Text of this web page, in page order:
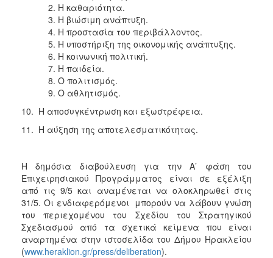
Η καθαριότητα.
Η βιώσιμη ανάπτυξη.
Η προστασία του περιβάλλοντος.
Η υποστήριξη της οικονομικής ανάπτυξης.
Η κοινωνική πολιτική.
Η παιδεία.
Ο πολιτισμός.
Ο αθλητισμός.
10. Η αποσυγκέντρωση και εξωστρέφεια.
11. Η αύξηση της αποτελεσματικότητας.
Η δημόσια διαβούλευση για την Α’ φάση του
Επιχειρησιακού Προγράμματος είναι σε εξέλιξη
από τις 9/5 και αναμένεται να ολοκληρωθεί στις
31/5. Οι ενδιαφερόμενοι μπορούν να λάβουν γνώση
του περιεχομένου του Σχεδίου του Στρατηγικού
Σχεδιασμού από τα σχετικά κείμενα που είναι
αναρτημένα στην ιστοσελίδα του Δήμου Ηρακλείου
(www.heraklion.gr/press/deliberation).